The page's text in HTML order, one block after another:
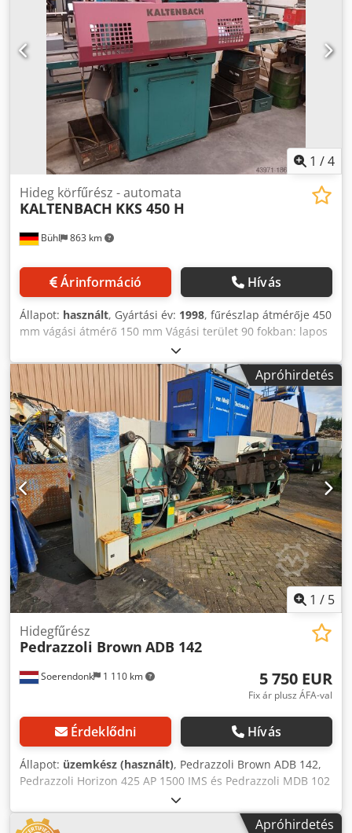
1 /4
Bühl 863 km
Hideg körfűrész - automata
KALTENBACH KKS 450 H
Árinformáció Hívás
Állapot: használt, Gyártási év: 1998, fűrészlap átmérője 450
mm vágási átmérő 150 mm Vágási terület 90 fokban: lapos
330 x 40 mm Vágási tartomány 45 fokban: 140 mm körül
Vágási terület 45 fokban: lapos 250 x 40 mm Vágási
sebesség 10 - 70 m/perc fűrészlap előtolás 0 - 1000
mm/perc fűrészmotor 1,7 / 2,6 kW Dodpfxjv Hth Aj Ac Ajck
A gép tömege kb. 1,1 t Tartozékok: használt Fűrészlap 450
mmø, anyagadagoló megfogó M 45 NC for automatikus
Működés, adagológörgős szállítószalag 7000 mm,
nyomógörgős szállítószalag 4000 mm, hűtőfolyadék
rendszer
Apróhirdetés
1 / 5
Soerendonk 1 110 km
Hidegfűrész
Pedrazzoli Brown ADB 142
5 750 EUR
Fix ár plusz ÁFA-val
Érdeklődni Hívás
Állapot: üzemkész (használt), Pedrazzoli Brown ADB 142,
Pedrazzoli Horizon 425 AP 1500 IMS és Pedrazzoli MDB 102
Orbitális teljesen automata körfűrész géptalanító
rendszerrel. Szállítási méretek 1. rész: 520x210x190 cm
Apróhirdetés